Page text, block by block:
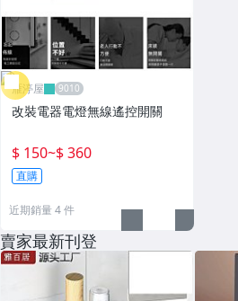
雁渟屋
改裝電器電燈無線遙控開關
$ 150~$ 360
直購
近期銷量 4 件
賣家最新刊登